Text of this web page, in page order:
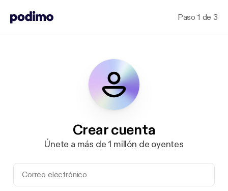
Paso 1 de 3
Crear cuenta
Únete a más de 1 millón de oyentes